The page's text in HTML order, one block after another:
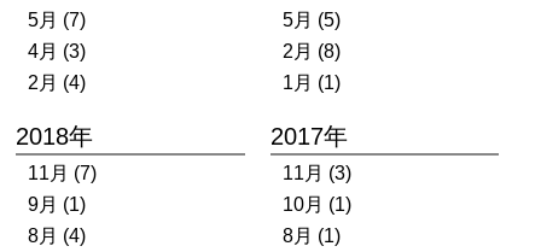
5月 (7)
4月 (3)
2月 (4)
5月 (5)
2月 (8)
1月 (1)
2018年
11月 (7)
9月 (1)
8月 (4)
2017年
11月 (3)
10月 (1)
8月 (1)